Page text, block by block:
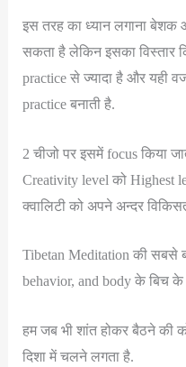
इस तरह का ध्यान लगाना
सकता है लेकिन इसका विस्तार
practice से ज्यादा है और यही
practice बनाती है.
2 चीजो पर इसमें focus किया
Creativity level को Highest
क्वालिटी को अपने अन्दर
Tibetan Meditation की सबसे
behavior, and body के बिच
हम जब भी शांत होकर बैठने की
दिशा में चलने लगता है.